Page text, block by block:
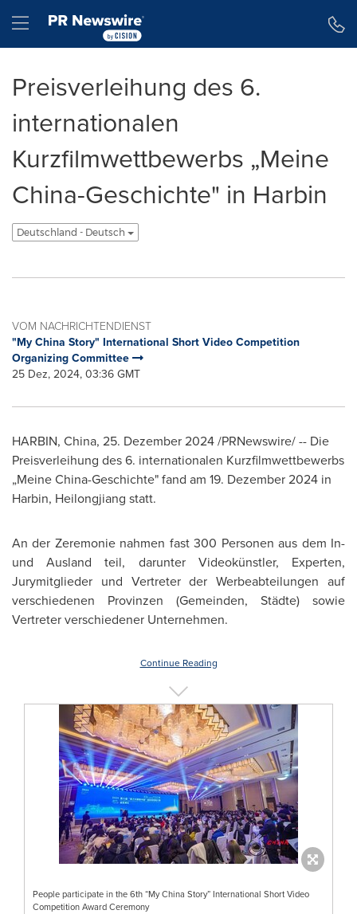
Hamburger menu
Preisverleihung des 6.
internationalen
Kurzfilmwettbewerbs „Meine
China-Geschichte" in Harbin
Deutschland - Deutsch
VOM NACHRICHTENDIENST
"My China Story" International Short Video Competition
Organizing Committee
25 Dez, 2024, 03:36 GMT
HARBIN, China, 25. Dezember 2024/PRNewswire/ -- Die
Preisverleihung des 6. internationalen Kurzfilmwettbewerbs
„Meine China-Geschichte" fand am 19. Dezember 2024 in
Harbin, Heilongjiang statt.
An der Zeremonie nahmen fast 300 Personen aus dem In-
und Ausland teil, darunter Videokünstler, Experten,
Jurymitglieder und Vertreter der Werbeabteilungen auf
verschiedenen Provinzen (Gemeinden, Städte) sowie
Vertreter verschiedener Unternehmen.
Continue Reading
People participate in the 6th “My China Story” International Short Video
Competition Award Ceremony